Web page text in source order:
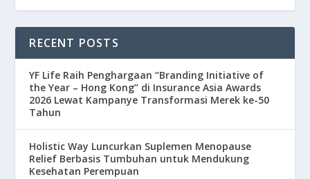
RECENT POSTS
YF Life Raih Penghargaan “Branding Initiative of
the Year – Hong Kong” di Insurance Asia Awards
2026 Lewat Kampanye Transformasi Merek ke-50
Tahun
Holistic Way Luncurkan Suplemen Menopause
Relief Berbasis Tumbuhan untuk Mendukung
Kesehatan Perempuan